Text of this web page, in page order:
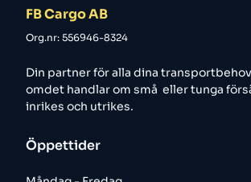
FB Cargo AB
Org.nr: 556946-8324
Din partner för alla dina
omdet handlar om små eller tunga
inrikes och utrikes.
Öppettider